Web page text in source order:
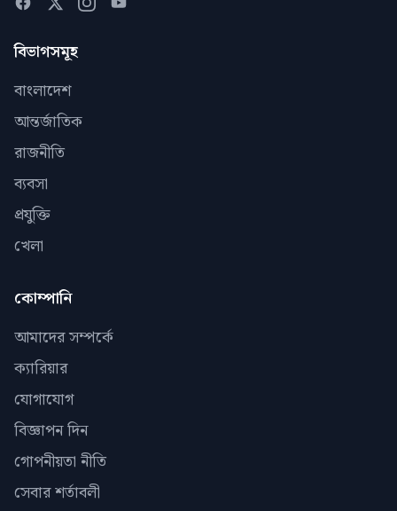
বিভাগসমূহ
বাংলাদেশ
আন্তর্জাতিক
রাজনীতি
ব্যবসা
প্রযুক্তি
খেলা
কোম্পানি
আমাদের সম্পর্কে
ক্যারিয়ার
যোগাযোগ
বিজ্ঞাপন দিন
গোপনীয়তা নীতি
সেবার শর্তাবলী